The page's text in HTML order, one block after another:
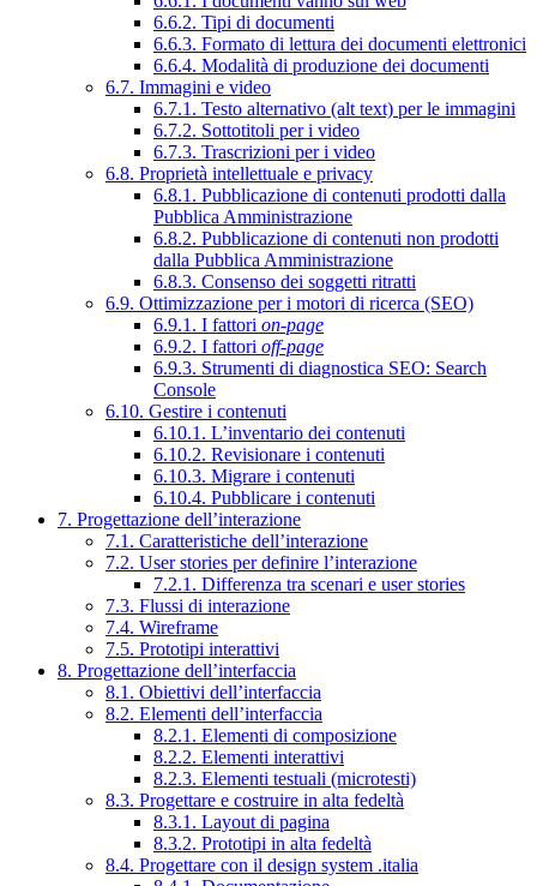
6.6.2. Tipi di documenti
6.6.3. Formato di lettura dei documenti elettronici
6.6.4. Modalità di produzione dei documenti
6.7. Immagini e video
6.7.1. Testo alternativo (alt text) per le immagini
6.7.2. Sottotitoli per i video
6.7.3. Trascrizioni per i video
6.8. Proprietà intellettuale e privacy
6.8.1. Pubblicazione di contenuti prodotti dalla
Pubblica Amministrazione
6.8.2. Pubblicazione di contenuti non prodotti
dalla Pubblica Amministrazione
6.8.3. Consenso dei soggetti ritratti
6.9. Ottimizzazione per i motori di ricerca (SEO)
6.9.1. I fattori on-page
6.9.2. I fattori off-page
6.9.3. Strumenti di diagnostica SEO: Search
Console
6.10. Gestire i contenuti
6.10.1. L’inventario dei contenuti
6.10.2. Revisionare i contenuti
6.10.3. Migrare i contenuti
6.10.4. Pubblicare i contenuti
7. Progettazione dell’interazione
7.1. Caratteristiche dell’interazione
7.2. User stories per definire l’interazione
7.2.1. Differenza tra scenari e user stories
7.3. Flussi di interazione
7.4. Wireframe
7.5. Prototipi interattivi
8. Progettazione dell’interfaccia
8.1. Obiettivi dell’interfaccia
8.2. Elementi dell’interfaccia
8.2.1. Elementi di composizione
8.2.2. Elementi interattivi
8.2.3. Elementi testuali (microtesti)
8.3. Progettare e costruire in alta fedeltà
8.3.1. Layout di pagina
8.3.2. Prototipi in alta fedeltà
8.4. Progettare con il design system .italia